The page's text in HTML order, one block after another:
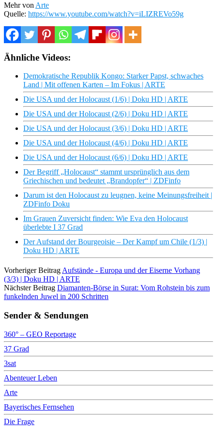
Mehr von Arte
Quelle: https://www.youtube.com/watch?v=iLIZREVo59g
Ähnliche Videos:
Demokratische Republik Kongo: Starker Papst, schwaches
Land | Mit offenen Karten – Im Fokus | ARTE
Die USA und der Holocaust (1/6) | Doku HD | ARTE
Die USA und der Holocaust (2/6) | Doku HD | ARTE
Die USA und der Holocaust (3/6) | Doku HD | ARTE
Die USA und der Holocaust (4/6) | Doku HD | ARTE
Die USA und der Holocaust (6/6) | Doku HD | ARTE
Der Begriff „Holocaust“ stammt ursprünglich aus dem
Griechischen und bedeutet „Brandopfer“ | ZDFinfo
Darum ist den Holocaust zu leugnen, keine Meinungsfreiheit |
ZDFinfo Doku
Im Grauen Zuversicht finden: Wie Eva den Holocaust
überlebte I 37 Grad
Der Aufstand der Bourgeoisie – Der Kampf um Chile (1/3) |
Doku HD | ARTE
Vorheriger Beitrag Aufstände - Europa und der Eiserne Vorhang
(3/3) | Doku HD | ARTE
Nächster Beitrag Diamanten-Börse in Surat: Vom Rohstein bis zum
funkelnden Juwel in 200 Schritten
Sender & Sendungen
360° – GEO Reportage
37 Grad
3sat
Abenteuer Leben
Arte
Bayerisches Fernsehen
Die Frage